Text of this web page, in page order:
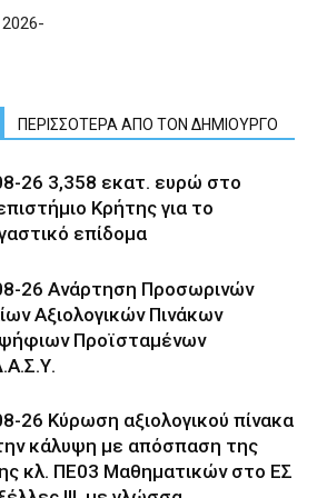
ΠΕΡΙΣΣΟΤΕΡΑ ΑΠΟ ΤΟΝ ΔΗΜΙΟΥΡΓΟ
26 3,358 εκατ. ευρώ στο
Κρήτης για το
επίδομα
26 Ανάρτηση Προσωρινών
Αξιολογικών Πινάκων
Προϊσταμένων
26 Κύρωση αξιολογικού πίνακα
κάλυψη με απόσπαση της
κλ. ΠΕ03 Μαθηματικών στο ΕΣ